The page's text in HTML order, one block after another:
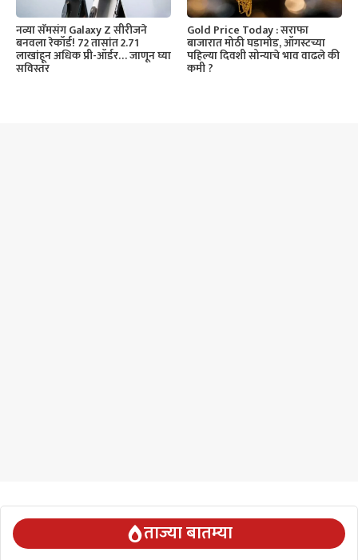
नव्या सॅमसंग Galaxy Z सीरीजने
बनवला रेकॉर्ड! 72 तासांत 2.71
लाखांहून अधिक प्री-ऑर्डर… जाणून घ्या
सविस्तर
Gold Price Today : सराफा
बाजारात मोठी घडामोड, ऑगस्टच्या
पहिल्या दिवशी सोन्याचे भाव वाढले की
कमी ?
ताज्या बातम्या